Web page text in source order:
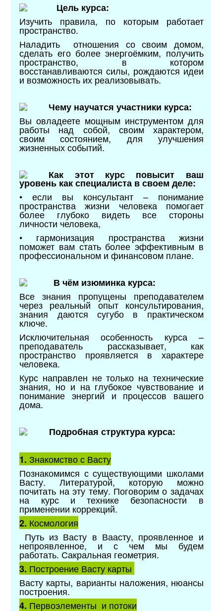
Цель курса:
Изучить правила, по которым работает
пространство.
Наладить отношения со своим домом,
сделать его более энергоёмким, получить
пространство, в котором
восстанавливаются силы, рождаются идеи
и возможность их реализовывать.
Чему научатся участники курса:
Вы овладеете мощным инструментом для
работы над собой, своим характером,
своим состоянием, для улучшения
жизненных событий.
Как этот курс повысит ваш
уровень как специалиста в своем деле:
• если вы консультант – понимание
пространства жизни человека помогает
более глубоко видеть все стороны
личности человека,
• гармонизация пространства жизни
поможет вам стать более эффективным в
профессиональном и финансовом плане.
В чём изюминка курса:
Все знания пропущены преподавателем
через реальный опыт консультирования,
знания даются сугубо в практическом
ключе.
Исключительная особенность курса –
преподаватель рассказывает, как
пространство проявляется в характере
человека.
Курс направлен не только на технические
знания, но и на глубокое чувствование и
понимание энергий и процессов вашего
дома.
Подробная структура курса:
1. Знакомство с Васту
Познакомимся с существующими школами
Васту. Литературой, которую можно
почитать на эту тему. Поговорим о задачах
на курс и технике безопасности в
применении коррекций.
2. Космология
Путь из Васту в Ваасту, проявленное и
непроявленное, и с чем мы будем
работать. Сакральная геометрия.
3. Построение Васту карты
Васту карты, варианты наложения, нюансы
построения.
4. Первоэлементы и потоки